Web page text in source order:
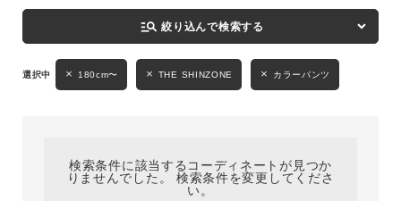
manage_search 絞り込んで検索する
180cm〜 THE SHINZONE カラーパンツ
検索条件に該当するコーディネートが見つか
りませんでした。 検索条件を変更してくださ
い。